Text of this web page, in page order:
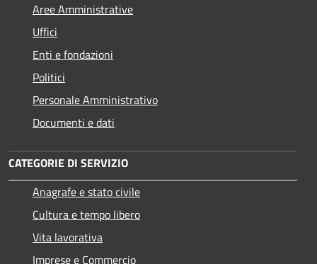
Aree Amministrative
Uffici
Enti e fondazioni
Politici
Personale Amministrativo
Documenti e dati
CATEGORIE DI SERVIZIO
Anagrafe e stato civile
Cultura e tempo libero
Vita lavorativa
Imprese e Commercio